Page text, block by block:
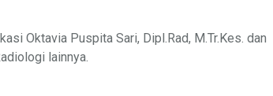
Oktavia Puspita Sari, Dipl.Rad, M.Tr.Kes. dan
lainnya.